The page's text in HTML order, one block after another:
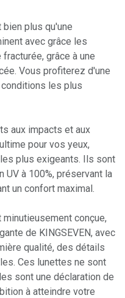
plus qu'une
avec grâce les
grâce à une
Vous profiterez d'une
les plus
aux impacts et aux
pour vos yeux,
plus exigeants. Ils sont
à 100%, préservant la
un confort maximal.
conçue,
de KINGSEVEN, avec
qualité, des détails
Ces lunettes ne sont
sont une déclaration de
à atteindre votre